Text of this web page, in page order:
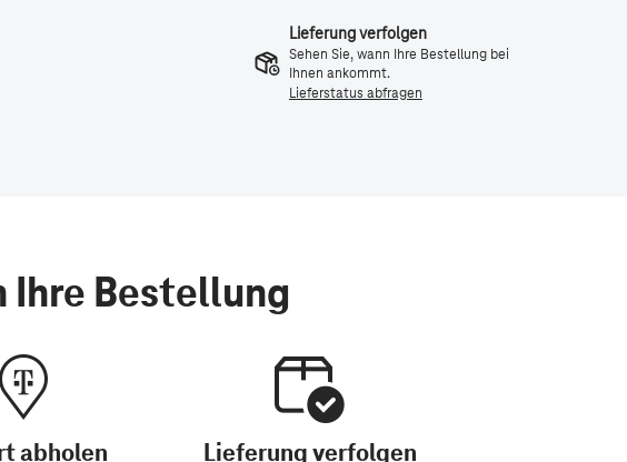
Lieferung verfolgen
Sehen Sie, wann Ihre Bestellung bei
Ihnen ankommt.
Lieferstatus abfragen